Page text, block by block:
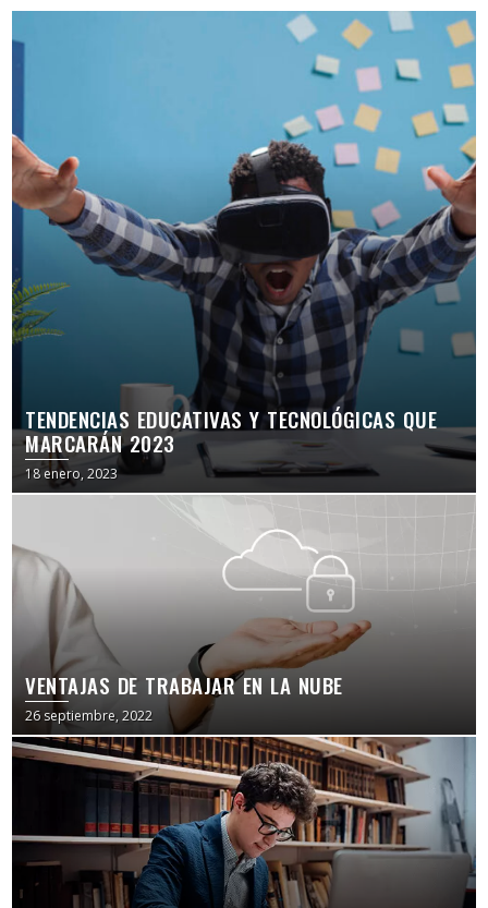
TENDENCIAS EDUCATIVAS Y TECNOLÓGICAS QUE
MARCARÁN 2023
18 enero, 2023
VENTAJAS DE TRABAJAR EN LA NUBE
26 septiembre, 2022